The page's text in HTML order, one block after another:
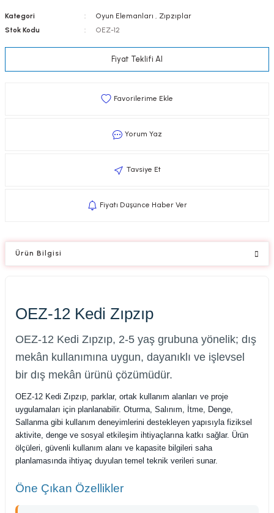
Kategori Oyun Elemanları
Zıpzıplar
Stok Kodu
OEZ-12
Fiyat Teklifi Al
Yorum Yaz
Tavsiye Et
Fiyatı Düşünce Haber Ver
Ürün Bilgisi
OEZ-12 Kedi Zıpzıp
OEZ-12 Kedi Zıpzıp, 2-5 yaş grubuna yönelik; dış
mekân kullanımına uygun, dayanıklı ve işlevsel
bir dış mekân ürünü çözümüdür.
OEZ-12 Kedi Zıpzıp, parklar, ortak kullanım alanları ve proje
uygulamaları için planlanabilir. Oturma, Salınım, İtme, Denge,
Sallanma gibi kullanım deneyimlerini destekleyen yapısıyla fiziksel
aktivite, denge ve sosyal etkileşim ihtiyaçlarına katkı sağlar. Ürün
ölçüleri, güvenli kullanım alanı ve kapasite bilgileri saha
planlamasında ihtiyaç duyulan temel teknik verileri sunar.
Öne Çıkan Özellikler